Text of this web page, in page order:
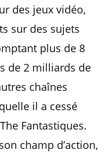
des jeux vidéo,
sur des sujets
plus de 8
de 2 milliards de
chaînes
il a cessé
Fantastiques.
champ d’action,